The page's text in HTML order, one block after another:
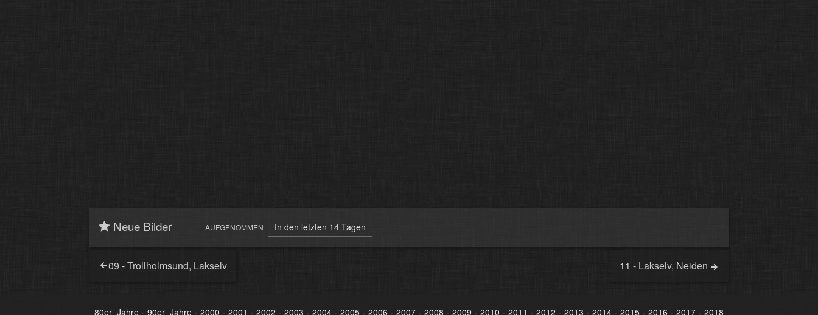
Neue Bilder AUFGENOMMEN In den letzten 14 Tagen
09 - Trollholmsund, Lakselv 11 - Lakselv, Neiden
80er_Jahre 90er_Jahre 2000 2001 2002 2003 2004 2005 2006 2007 2008 2009 2010 2011 2012 2013 2014 2015 2016 2017 2018